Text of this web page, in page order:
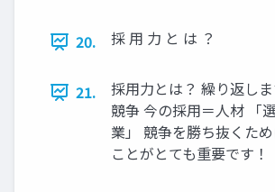
20. 採 用 力 と は ？
21.
採用力とは？ 繰り返し
競争 今の採用＝人材 「
業」 競争を勝ち抜くた
ことがとても重要です！